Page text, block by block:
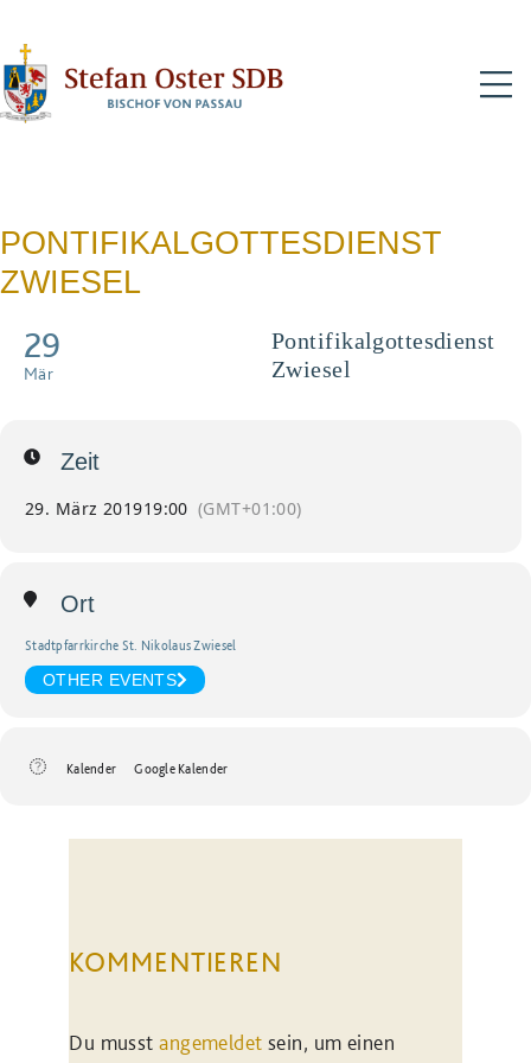
PONTIFIKALGOTTESDIENST
ZWIESEL
29
Mär
Pontifikalgottesdienst
Zwiesel
Zeit
29. März 201919:00 (GMT+01:00)
Ort
Stadtpfarrkirche St. Nikolaus Zwiesel
OTHER EVENTS
Kalender Google Kalender
KOMMENTIEREN
Du musstangemeldet sein, um einen